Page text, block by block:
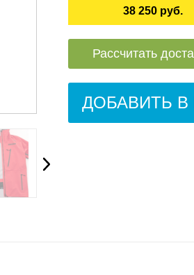
38 250 руб.
Рассчитать
ДОБАВИТЬ В